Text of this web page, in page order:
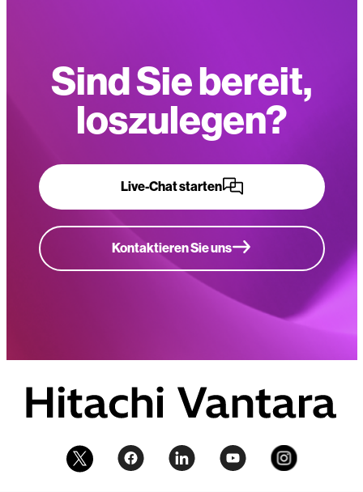
Sind Sie bereit,
loszulegen?
Live-Chat starten
Kontaktieren Sie uns